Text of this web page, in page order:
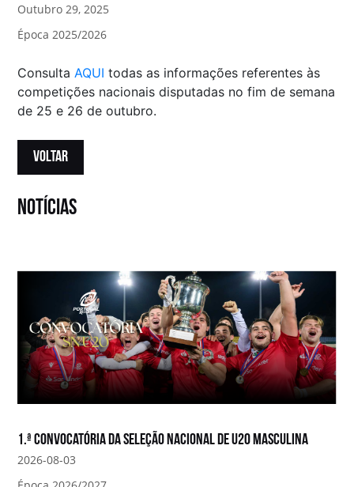
Outubro 29, 2025
Época 2025/2026
Consulta AQUI todas as informações referentes às
competições nacionais disputadas no fim de semana
de 25 e 26 de outubro.
VOLTAR
notícias
1.ª convocatória da Seleção Nacional de U20 Masculina
2026-08-03